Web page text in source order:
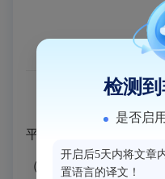
可以登录国家危险
平台获取
（https://
检测
是否启
开启后5天内将文章
置语言的译文！